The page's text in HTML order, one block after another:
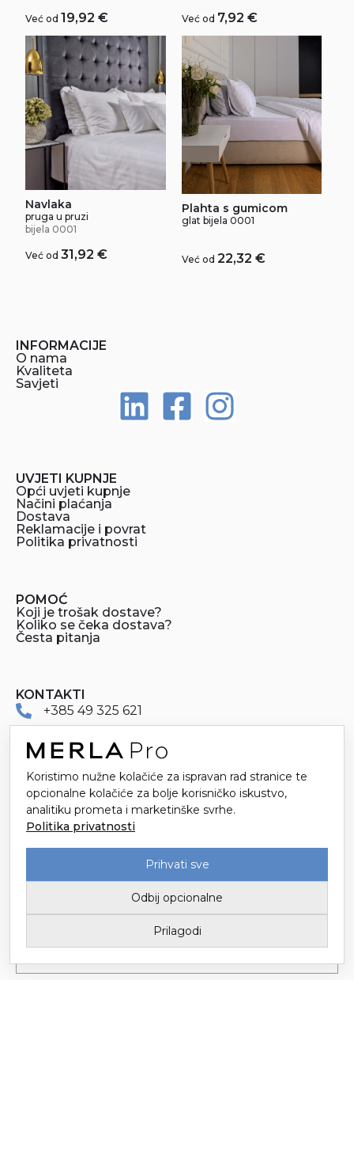
Već od 19,92€ Već od 7,92 €
Navlaka
pruga u pruzi
bijela 0001
Već od31,92€
Plahta s gumicom
glat bijela 0001
Već od 22,32 €
INFORMACIJE
O nama
Kvaliteta
Savjeti
UVJETI KUPNJE
Opći uvjeti kupnje
Načini plaćanja
Dostava
Reklamacije i povrat
Politika privatnosti
POMOĆ
Koji je trošak dostave?
Koliko se čeka dostava?
Česta pitanja
KONTAKTI
+385 49 325 621
merlapro@merla.hr
Dr. Stanka Pinjuha 16
49214 Veliko Trgovišće
Koristimo nužne kolačiće za ispravan rad stranice te
opcionalne kolačiće za bolje korisničko iskustvo,
analitiku prometa i marketinške svrhe.
Politika privatnosti
Prihvati sve
Odbij opcionalne
Prilagodi